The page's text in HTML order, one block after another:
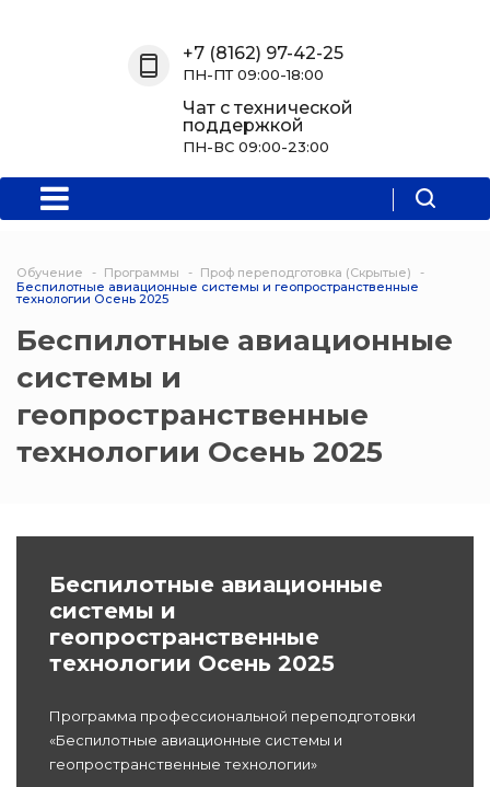
Программы
Программы
подготовки
Цифровая
Мероприятия
Информация
+7 (8162) 97-42-25
ПН-ПТ 09:00-18:00
Чат с технической
поддержкой
ПН-ВС 09:00-23:00
Обучение Программы
Проф переподготовка (Скрытые)
Беспилотные авиационные системы и геопространственные
технологии Осень 2025
Беспилотные авиационные
системы и
геопространственные
технологии Осень 2025
Беспилотные авиационные
системы и
геопространственные
технологии Осень 2025
Программа профессиональной переподготовки
«Беспилотные авиационные системы и
геопространственные технологии»